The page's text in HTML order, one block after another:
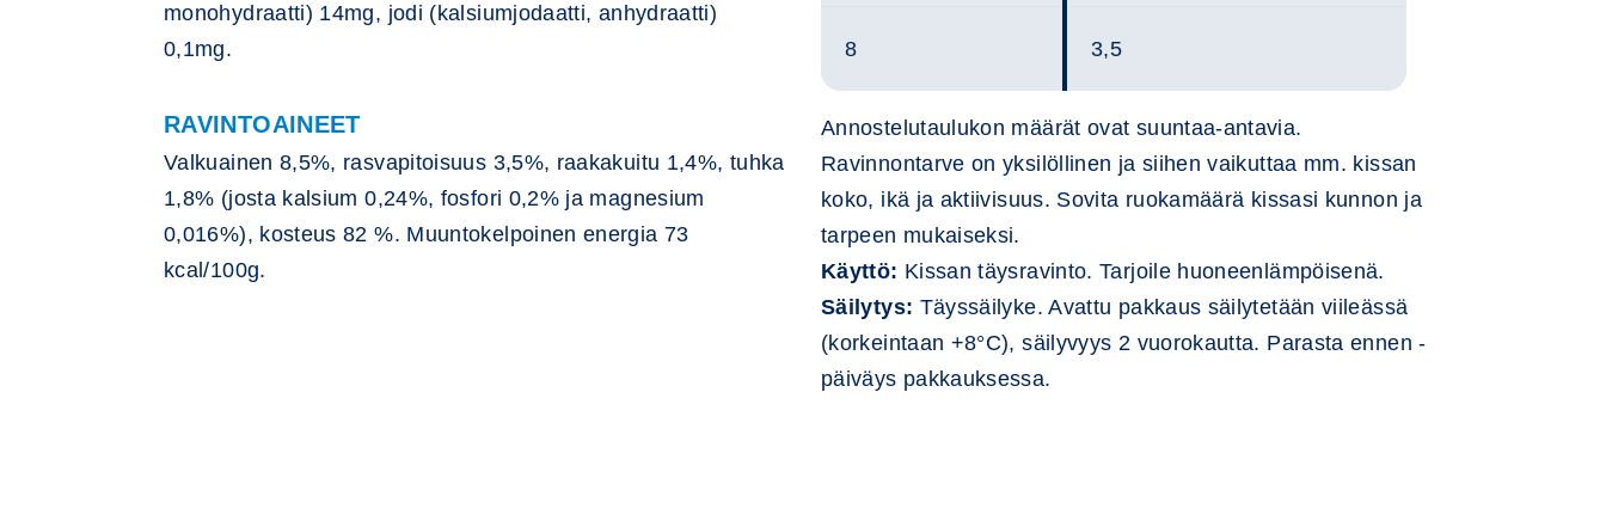
monohydraatti) 14mg, jodi (kalsiumjodaatti, anhydraatti)
0,1mg.
RAVINTOAINEET
Valkuainen 8,5%, rasvapitoisuus 3,5%, raakakuitu 1,4%, tuhka
1,8% (josta kalsium 0,24%, fosfori 0,2% ja magnesium
0,016%), kosteus 82 %. Muuntokelpoinen energia 73
kcal/100g.
8 3,5
Annostelutaulukon määrät ovat suuntaa-antavia.
Ravinnontarve on yksilöllinen ja siihen vaikuttaa mm. kissan
koko, ikä ja aktiivisuus. Sovita ruokamäärä kissasi kunnon ja
tarpeen mukaiseksi.
Käyttö: Kissan täysravinto. Tarjoile huoneenlämpöisenä.
Säilytys: Täyssäilyke. Avattu pakkaus säilytetään viileässä
(korkeintaan +8°C), säilyvyys 2 vuorokautta. Parasta ennen -
päiväys pakkauksessa.